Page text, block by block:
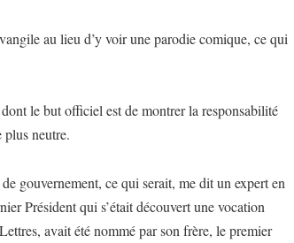
au lieu d’y voir une parodie comique, ce qui
le but officiel est de montrer la responsabilité
plus neutre.
gouvernement, ce qui serait, me dit un expert en
Président qui s’était découvert une vocation
avait été nommé par son frère, le premier